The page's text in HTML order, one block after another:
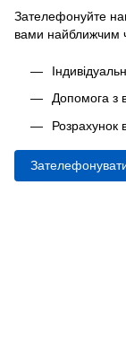
Зателефонуйте
вами найближчим
Допомога з
Розрахунок